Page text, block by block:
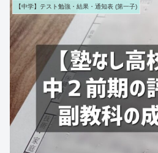
【中学】テスト勉強・結果・通知表 (第一子)